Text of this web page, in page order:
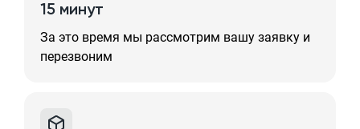
15 минут
За это время мы рассмотрим вашу заявку и
перезвоним